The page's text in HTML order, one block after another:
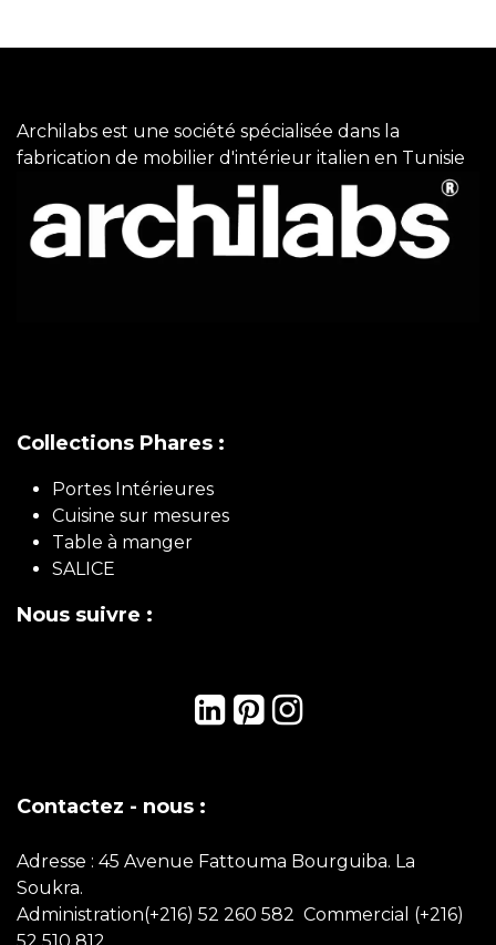
Archilabs est une société spécialisée dans la
fabrication de mobilier d'intérieur italien en Tunisie
Collections Phares :
Portes Intérieures
Cuisine sur mesures
Table à manger
SALICE
Nous suivre :
Contactez - nous :
Adresse : 45 Avenue Fattouma Bourguiba. La
Soukra.
Administration(+216) 52 260 582 Commercial (+216)